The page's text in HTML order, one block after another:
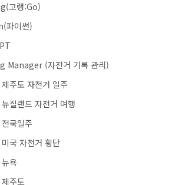
고랭:Go)
파이썬)
Manager (자전거 기록 관리)
주도 자전거 일주
질랜드 자전거 여행
국일주
국 자전거 횡단
욕
주도